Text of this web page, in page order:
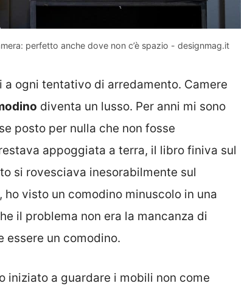
perfetto anche dove non c’è spazio - designmag.it
ogni tentativo di arredamento. Camere
diventa un lusso. Per anni mi sono
posto per nulla che non fosse
appoggiata a terra, il libro finiva sul
si rovesciava inesorabilmente sul
visto un comodino minuscolo in una
il problema non era la mancanza di
essere un comodino.
iniziato a guardare i mobili non come